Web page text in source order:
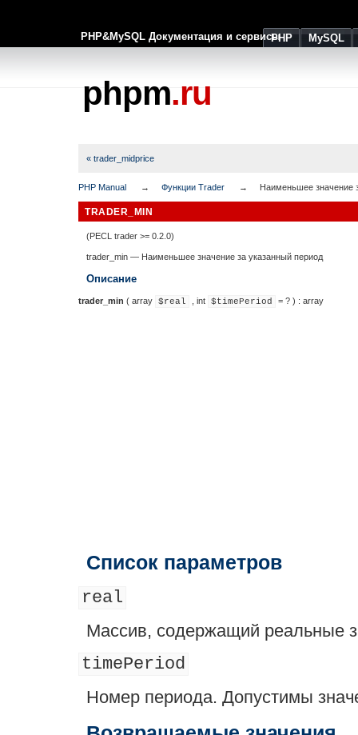
PHP&MySQL Документация и сервисыPHP MySQL
phpm.ru
« trader_midprice
PHP Manual Функции Trader Наименьшее значение
TRADER_MIN
(PECL trader >= 0.2.0)
trader_min — Наименьшее значение за указанный период
Описание
trader_min ( array $real int $timePeriod = ? ) : array
Список параметров
real
Массив, содержащий реальные
timePeriod
Номер периода. Допустимы